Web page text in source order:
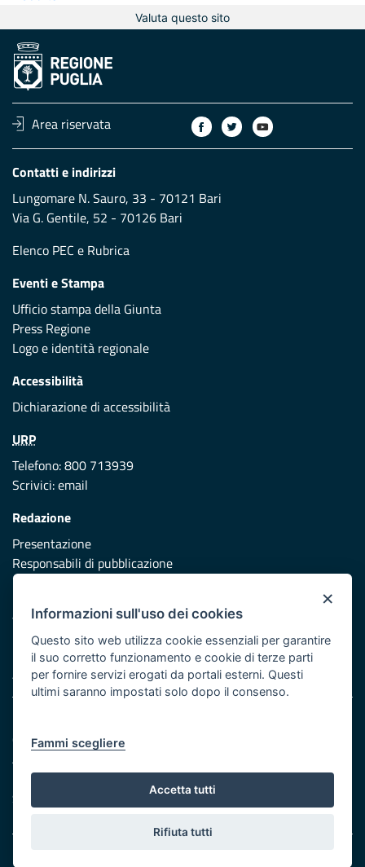
Valuta questo sito
Area riservata
Contatti e indirizzi
Lungomare N. Sauro, 33 - 70121 Bari
Via G. Gentile, 52 - 70126 Bari
Elenco PEC e Rubrica
Eventi e Stampa
Ufficio stampa della Giunta
Press Regione
Logo e identità regionale
Accessibilità
Dichiarazione di accessibilità
URP
Telefono: 800 713939
Scrivici:email
Redazione
Presentazione
Responsabili di pubblicazione
Vai al sito di Protezione Civile Puglia
Iniziativa finanziata con risorse del POR Puglia 2014/2020 -
Asse XI
Cookie e privacy
Atti di notifica
Feed RSS
Servizi Intranet
×
Informazioni sull'uso dei cookies
Questo sito web utilizza cookie essenziali per garantire
il suo corretto funzionamento e cookie di terze parti
per fornire servizi erogati da portali esterni. Questi
ultimi saranno impostati solo dopo il consenso.
Fammi scegliere
Accetta tutti
Rifiuta tutti